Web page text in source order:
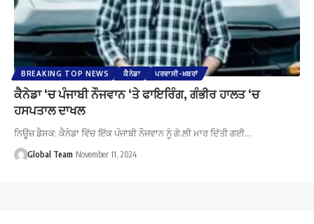
BREAKING TOP NEWS ਕੈਨੇਡਾ ਪਰਵਾਸੀ-ਖ਼ਬਰਾਂ
ਕੈਨੇਡਾ ‘ਚ ਪੰਜਾਬੀ ਨੌਜਵਾਨ ‘ਤੇ ਫਾਇਰਿੰਗ, ਗੰਭੀਰ ਹਾਲਤ ‘ਚ
ਹਸਪਤਾਲ ਦਾਖਲ
ਨਿਊਜ਼ ਡੈਸਕ: ਕੈਨੇਡਾ ਵਿੱਚ ਇੱਕ ਪੰਜਾਬੀ ਨੌਜਵਾਨ ਨੂੰ ਗੋ.ਲੀ ਮਾਰ ਦਿੱਤੀ ਗਈ…
Global Team November 11, 2024